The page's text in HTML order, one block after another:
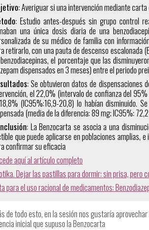
: Averiguar si una intervención mediante
: Estudio antes-después sin grupo control
una única dosis diaria de una
de su médico de familia con
retirarlo, con una pauta de descenso escalonada
el porcentaje que las
dispensados en 3 meses) entre el periodo
: Se obtuvieron datos de dispensaciones
el 22,0% (intervalo de confianza del
(IC95%:16,9-20,8) lo habían disminuido.
(media de la diferencia: 89 mg; IC95%:
: La Benzocarta se asocia a una
que puede aplicarse en poblaciones amplias,
confirmar su eficacia
aquí al artículo completo
Dejar las pastillas para dormir: sin prisa, pero
para el uso racional de medicamentos:
de todo esto, en la sesión nos gustaría
inicial que supuso la Benzocarta